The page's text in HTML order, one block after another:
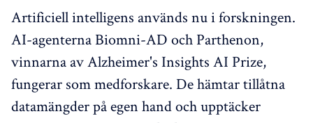
Artificiell intelligens används nu i forskningen.
AI-agenterna Biomni-AD och Parthenon,
vinnarna av Alzheimer's Insights AI Prize,
fungerar som medforskare. De hämtar tillåtna
datamängder på egen hand och upptäcker